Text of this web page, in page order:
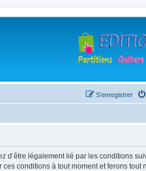
S’enregistrer
d’être légalement lié par les conditions
conditions à tout moment et ferons tout